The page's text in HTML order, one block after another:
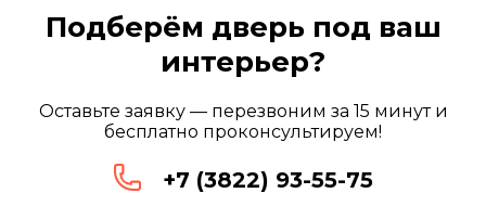
Подберём дверь под ваш
интерьер?
Оставьте заявку — перезвоним за 15 минут и
бесплатно проконсультируем!
+7 (3822) 93-55-75